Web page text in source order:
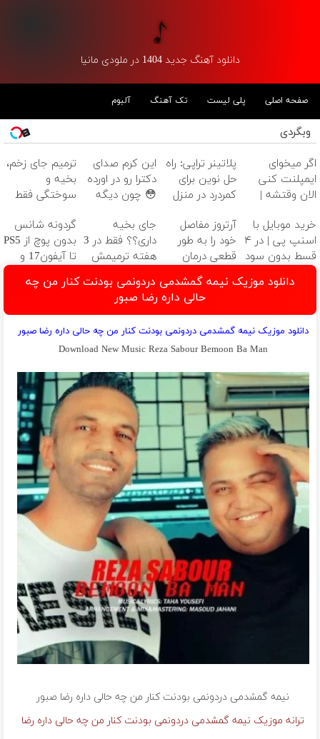
دانلود آهنگ جدید 1404 در ملودی مانیا
صفحه اصلی پلی لیست تک آهنگ آلبوم
وبگردی
اگر میخوای
ایمپلنت کنی
الان وقتشه |
میلیون تومان!!!
پلاتینر تراپی: راه
حل نوین برای
کمردرد در منزل
این کرم صدای
دکترا رو در اورده
😳 چون دیگه
بوتاکس کنی!!!
ترمیم جای زخم،
بخیه و
سوختگی فقط
خرید موبایل با
اسنپ پی | در ۴
قسط بدون سود
و کارمزد!
آرتروز مفاصل
خود را به طور
قطعی درمان
◂پرسش‌نامه▸
جای بخیه
داری؟؟ فقط در 3
هفته ترمیمش
گردونه شانس
بدون پوچ از PS5
تا آیفون17 و
دانلود موزیک نیمه گمشدمى دردونمى بودنت کنار من چه
حالى داره رضا صبور
دانلود موزیک نیمه گمشدمى دردونمى بودنت کنار من چه حالى داره رضا صبور
Download New Music Reza Sabour Bemoon Ba Man
نیمه گمشدمى دردونمى بودنت کنار من چه حالى داره رضا صبور
ترانه موزیک نیمه گمشدمى دردونمى بودنت کنار من چه حالى داره رضا